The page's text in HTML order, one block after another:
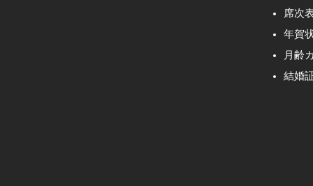
席次
年賀
月齢
結婚